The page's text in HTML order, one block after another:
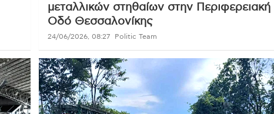
μεταλλικών στηθαίων στην Περιφερειακή
Οδό Θεσσαλονίκης
24/06/2026, 08:27 Politic Team